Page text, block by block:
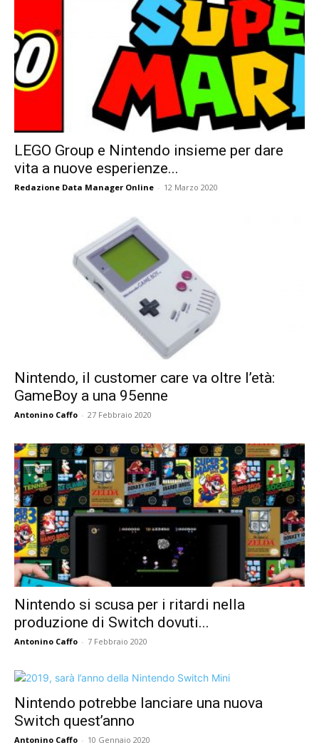
LEGO Group e Nintendo insieme per dare
vita a nuove esperienze...
Redazione Data Manager Online - 12 Marzo 2020
Nintendo, il customer care va oltre l’età:
GameBoy a una 95enne
Antonino Caffo - 27 Febbraio 2020
Nintendo si scusa per i ritardi nella
produzione di Switch dovuti...
Antonino Caffo - 7 Febbraio 2020
Nintendo potrebbe lanciare una nuova
Switch quest’anno
Antonino Caffo - 10 Gennaio 2020